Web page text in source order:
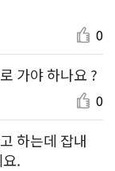
0
가야 하나요 ?
0
하는데 잡내
.